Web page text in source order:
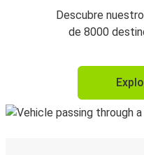
Descubre
de 8000